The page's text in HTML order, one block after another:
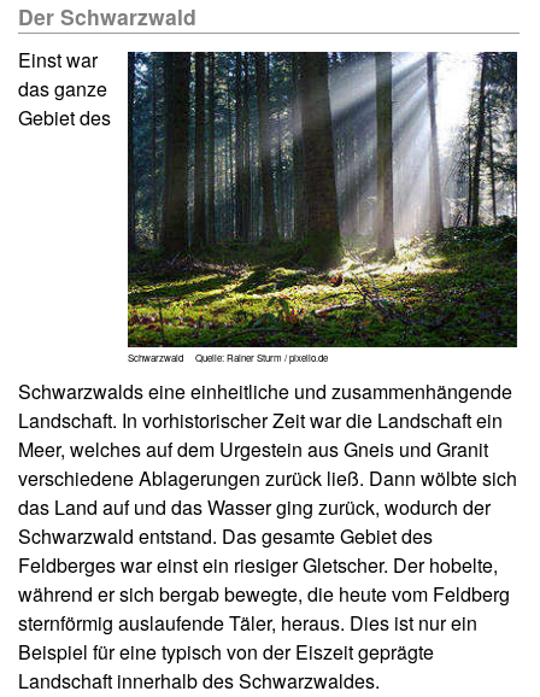
Der Schwarzwald
Schwarzwald Quelle: Rainer Sturm / pixelio.de
Einst war
das ganze
Gebiet des
Schwarzwalds eine einheitliche und zusammenhängende
Landschaft. In vorhistorischer Zeit war die Landschaft ein
Meer, welches auf dem Urgestein aus Gneis und Granit
verschiedene Ablagerungen zurück ließ. Dann wölbte sich
das Land auf und das Wasser ging zurück, wodurch der
Schwarzwald entstand. Das gesamte Gebiet des
Feldberges war einst ein riesiger Gletscher. Der hobelte,
während er sich bergab bewegte, die heute vom Feldberg
sternförmig auslaufende Täler, heraus. Dies ist nur ein
Beispiel für eine typisch von der Eiszeit geprägte
Landschaft innerhalb des Schwarzwaldes.